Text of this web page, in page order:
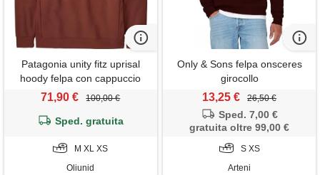
Patagonia unity fitz uprisal
hoody felpa con cappuccio
uomo
71,90 € 100,00 €
Sped. gratuita
M XL XS
Oliunid
Only & Sons felpa onsceres
girocollo
13,25 € 26,50 €
Sped. 7,00 €
gratuita oltre 99,00 €
S XS
Arteni